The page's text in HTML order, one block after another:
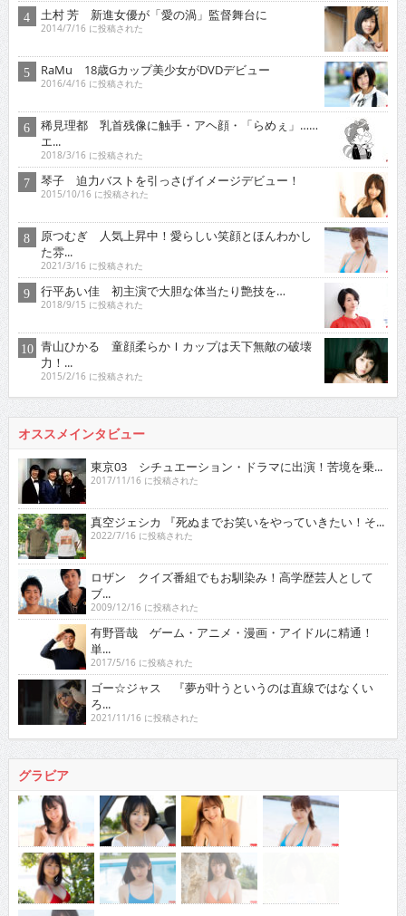
土村 芳 新進女優が「愛の渦」監督舞台に
2014/7/16 に投稿された
RaMu 18歳Gカップ美少女がDVDデビュー
2016/4/16 に投稿された
稀見理都 乳首残像に触手・アヘ顔・「らめぇ」……
エ...
2018/3/16 に投稿された
琴子 迫力バストを引っさげイメージデビュー！
2015/10/16 に投稿された
原つむぎ 人気上昇中！愛らしい笑顔とほんわかし
た雰...
2021/3/16 に投稿された
行平あい佳 初主演で大胆な体当たり艶技を…
2018/9/15 に投稿された
青山ひかる 童顔柔らかＩカップは天下無敵の破壊
力！...
2015/2/16 に投稿された
オススメインタビュー
東京03 シチュエーション・ドラマに出演！苦境を乗...
2017/11/16 に投稿された
真空ジェシカ 『死ぬまでお笑いをやっていきたい！そ...
2022/7/16 に投稿された
ロザン クイズ番組でもお馴染み！高学歴芸人として
ブ...
2009/12/16 に投稿された
有野晋哉 ゲーム・アニメ・漫画・アイドルに精通！
単...
2017/5/16 に投稿された
ゴー☆ジャス 『夢が叶うというのは直線ではなくい
ろ...
2021/11/16 に投稿された
グラビア